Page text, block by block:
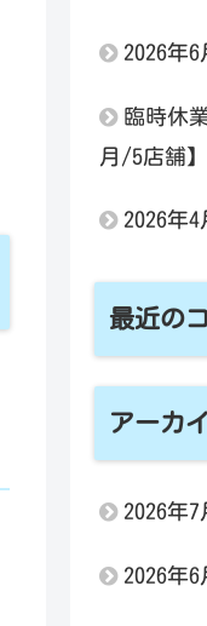
2026年
臨時休
月/5店舗】
2026年
最近の
アーカ
2026年7
2026年6